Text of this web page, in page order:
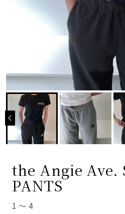
the Angie Ave.
PANTS
1 ～ 4
-
新規会員登録
LOGIN
ご利用ガイド
当サイトについて
プライバシーポリシー
利用規約